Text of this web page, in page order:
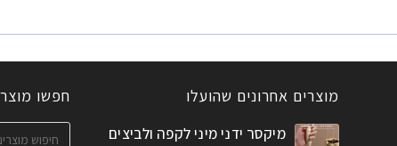
מוצרים אחרונים שהועלו
מיקסר ידני מיני לקפה ולביצים
חפשו